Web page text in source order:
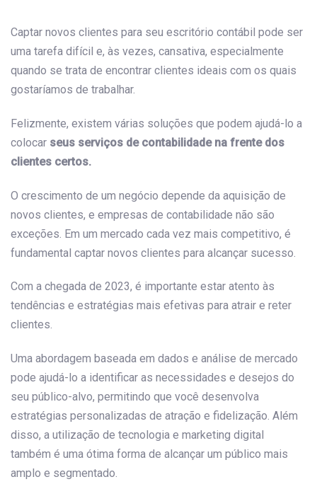
Captar novos clientes para seu escritório contábil pode ser
uma tarefa difícil e, às vezes, cansativa, especialmente
quando se trata de encontrar clientes ideais com os quais
gostaríamos de trabalhar.
Felizmente, existem várias soluções que podem ajudá-lo a
colocar seus serviços de contabilidade na frente dos
clientes certos.
O crescimento de um negócio depende da aquisição de
novos clientes, e empresas de contabilidade não são
exceções. Em um mercado cada vez mais competitivo, é
fundamental captar novos clientes para alcançar sucesso.
Com a chegada de 2023, é importante estar atento às
tendências e estratégias mais efetivas para atrair e reter
clientes.
Uma abordagem baseada em dados e análise de mercado
pode ajudá-lo a identificar as necessidades e desejos do
seu público-alvo, permitindo que você desenvolva
estratégias personalizadas de atração e fidelização. Além
disso, a utilização de tecnologia e marketing digital
também é uma ótima forma de alcançar um público mais
amplo e segmentado.
navigation